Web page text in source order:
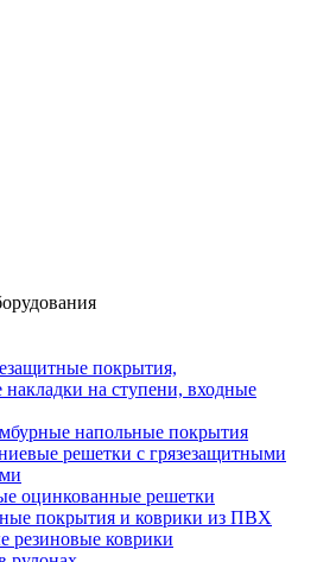
покрытия,
накладки на ступени, входные
напольные покрытия
решетки с грязезащитными
оцинкованные решетки
покрытия и коврики из ПВХ
резиновые коврики